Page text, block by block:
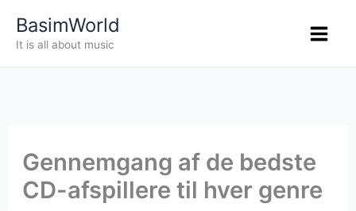
BasimWorld
It is all about music
Gennemgang af de bedste
CD-afspillere til hver genre